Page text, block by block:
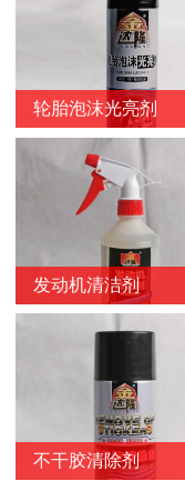
轮胎泡沫光亮剂
发动机清洁剂
不干胶清除剂